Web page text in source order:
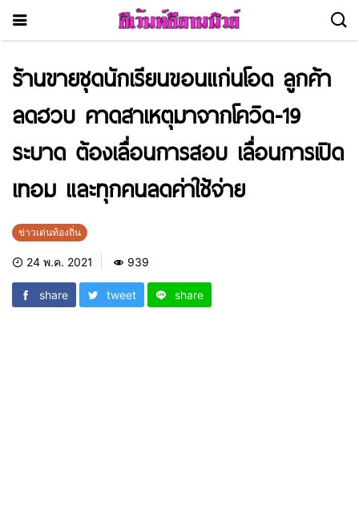
ร้านขายชุดนักเรียนขอนแก่นโอด ลูกค้า
ลดฮวบ คาดสาเหตุมาจากโควิด-19
ระบาด ต้องเลื่อนการสอบ เลื่อนการเปิด
เทอม และทุกคนลดค่าใช้จ่าย
ข่าวเด่นท้องถิ่น
24 พ.ค. 2021 939
share tweet share